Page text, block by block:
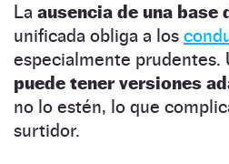
La ausencia de una base
unificada obliga a los
especialmente prudentes.
puede tener versiones
no lo estén, lo que
surtidor.